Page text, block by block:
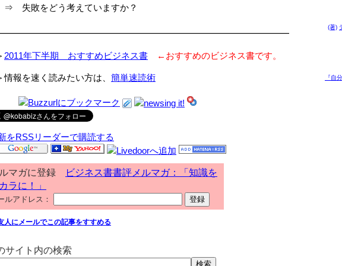
失敗をどう考えていますか？
2011年下半期 おすすめビジネス書 ←おすすめのビジネス書です。
情報を速く読みたい方は、 簡単速読術
をRSSリーダーで購読する
マガに登録
ビジネス書書評メルマガ：「知識を
ラに！」
ルアドレス：
人にメールでこの記事をすすめる
サイト内の検索
(著)
『自